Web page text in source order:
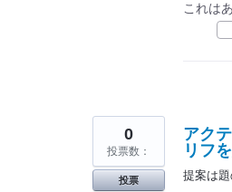
これは
アク
リフ
提案は題
0
投票数：
投票